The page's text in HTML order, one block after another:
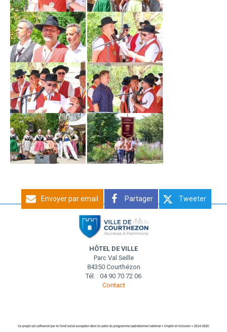
Envoyer par email Partager Tweeter
HÔTEL DE VILLE
Parc Val Seille
84350 Courthézon
Tél. : 04 90 70 72 06
Contact